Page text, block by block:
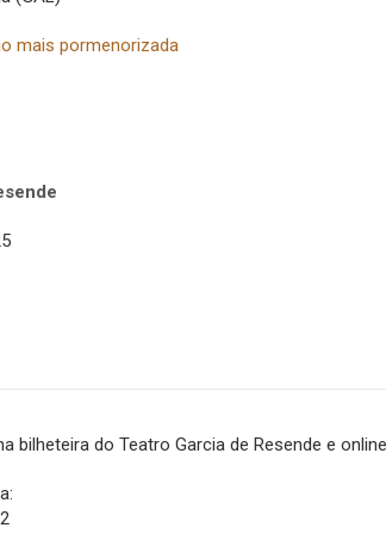
mais pormenorizada
bilheteira do Teatro Garcia de Resende e